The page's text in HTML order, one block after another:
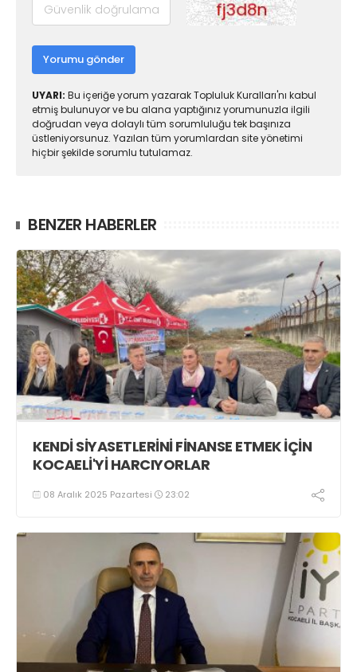
Yorumu gönder
UYARI: Bu içeriğe yorum yazarak Topluluk Kuralları'nı kabul
etmiş bulunuyor ve bu alana yaptığınız yorumunuzla ilgili
doğrudan veya dolaylı tüm sorumluluğu tek başınıza
üstleniyorsunuz. Yazılan tüm yorumlardan site yönetimi
hiçbir şekilde sorumlu tutulamaz.
BENZER HABERLER
KENDİ SİYASETLERİNİ FİNANSE ETMEK İÇİN
KOCAELİ'Yİ HARCIYORLAR
08 Aralık 2025 Pazartesi 23:02